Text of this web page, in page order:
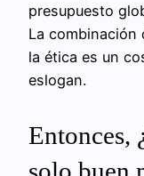
presupuesto
La combinación
la ética es un
eslogan.
Entonces,